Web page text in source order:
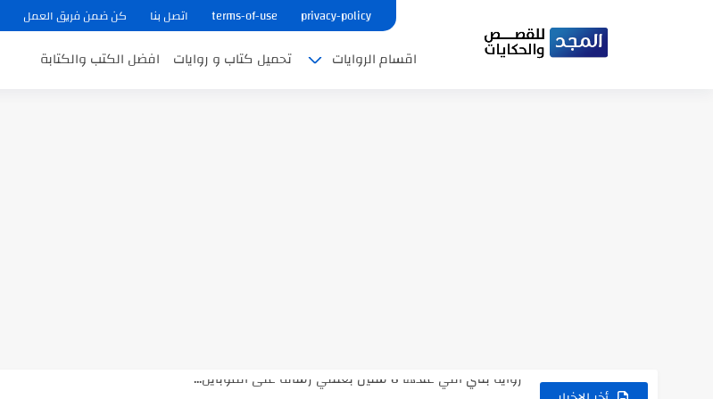
privacy-policy
terms-of-use اتصل بنا كن ضمن فريق العمل
اقسام الروايات تحميل كتاب و روايات افضل الكتب والكتابة